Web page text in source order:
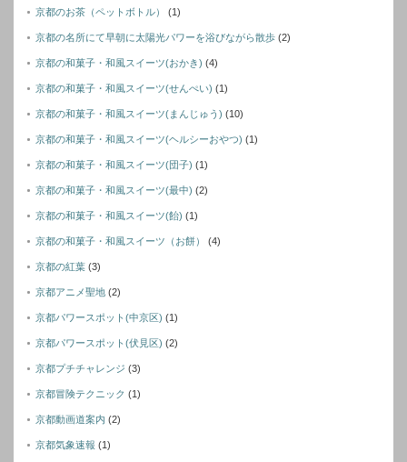
京都のお茶（ペットボトル） (1)
京都の名所にて早朝に太陽光パワーを浴びながら散歩 (2)
京都の和菓子・和風スイーツ(おかき) (4)
京都の和菓子・和風スイーツ(せんぺい) (1)
京都の和菓子・和風スイーツ(まんじゅう) (10)
京都の和菓子・和風スイーツ(ヘルシーおやつ) (1)
京都の和菓子・和風スイーツ(団子) (1)
京都の和菓子・和風スイーツ(最中) (2)
京都の和菓子・和風スイーツ(飴) (1)
京都の和菓子・和風スイーツ（お餅） (4)
京都の紅葉 (3)
京都アニメ聖地 (2)
京都パワースポット(中京区) (1)
京都パワースポット(伏見区) (2)
京都プチチャレンジ (3)
京都冒険テクニック (1)
京都動画道案内 (2)
京都気象速報 (1)